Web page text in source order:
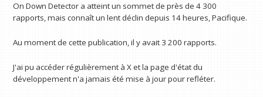
On Down Detector a atteint un sommet de près de 4 300
rapports, mais connaît un lent déclin depuis 14 heures, Pacifique.
Au moment de cette publication, il y avait 3 200 rapports.
J'ai pu accéder régulièrement à X et la page d'état du
développement n'a jamais été mise à jour pour refléter.